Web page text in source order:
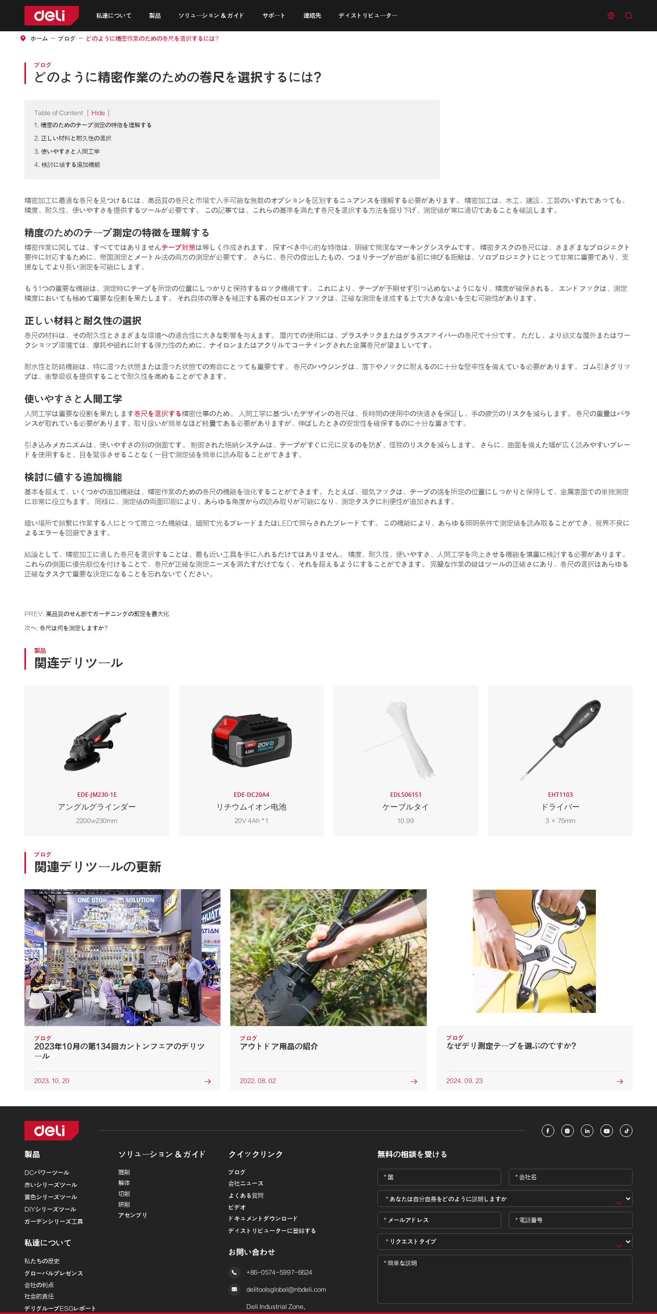
私達について 製品 ソリューション & ガイド サポート 連絡先 ディストリビューター  
ホーム ブログ どのように精密作業のための巻尺を選択するには?
ブログ
どのように精密作業のための巻尺を選択するには?
Table of Content Hide
1. 精度のためのテープ測定の特徴を理解する
2. 正しい材料と耐久性の選択
3. 使いやすさと人間工学
4. 検討に値する追加機能
精密加工に最適な巻尺を見つけるには、高品質の巻尺と市場で入手可能な無数のオプションを区別するニュアンスを理解する必要があります。 精密加工は、木工、建設、工芸のいずれであっても、
精度、耐久性、使いやすさを提供するツールが必要です。 この記事では、これらの基準を満たす巻尺を選択する方法を掘り下げ、測定値が常に適切であることを確認します。
精度のためのテープ測定の特徴を理解する
精密作業に関しては、すべてではありませんテープ対策は等しく作成されます。 探すべき中心的な特徴は、明確で簡潔なマーキングシステムです。 精密タスクの巻尺には、さまざまなプロジェクト
要件に対応するために、帝国測定とメートル法の両方の測定が必要です。 さらに、巻尺の傑出したもの、つまりテープが曲がる前に伸びる距離は、ソロプロジェクトにとって非常に重要であり、支
援なしでより長い測定を可能にします。
もう1つの重要な機能は、測定時にテープを所定の位置にしっかりと保持するロック機構です。 これにより、テープが予期せず引っ込めないようになり、精度が確保される。 エンドフックは、測定
精度においても極めて重要な役割を果たします。 それ自体の厚さを補正する真のゼロエンドフックは、正確な測定を達成する上で大きな違いを生む可能性があります。
正しい材料と耐久性の選択
巻尺の材料は、その耐久性とさまざまな環境への適合性に大きな影響を与えます。 屋内での使用には、プラスチックまたはグラスファイバーの巻尺で十分です。 ただし、より頑丈な屋外またはワー
クショップ環境では、摩耗や破れに対する弾力性のために、ナイロンまたはアクリルでコーティングされた金属巻尺が望ましいです。
耐水性と防錆機能は、特に湿った状態または湿った状態での寿命にとっても重要です。 巻尺のハウジングは、落下やノックに耐えるのに十分な堅牢性を備えている必要があります。 ゴム引きグリッ
プは、衝撃吸収を提供することで耐久性を高めることができます。
使いやすさと人間工学
人間工学は重要な役割を果たします巻尺を選択する精密仕事のため。 人間工学に基づいたデザインの巻尺は、長時間の使用中の快適さを保証し、手の疲労のリスクを減らします。 巻尺の重量はバラ
ンスが取れている必要があります。取り扱いが簡単なほど軽量である必要がありますが、伸ばしたときの安定性を確保するのに十分な重さです。
引き込みメカニズムは、使いやすさの別の側面です。 制御された格納システムは、テープがすぐに元に戻るのを防ぎ、怪我のリスクを減らします。 さらに、曲面を備えた幅が広く読みやすいブレー
ドを使用すると、目を緊張させることなく一目で測定値を簡単に読み取ることができます。
検討に値する追加機能
基本を超えて、いくつかの追加機能は、精密作業のための巻尺の機能を強化することができます。 たとえば、磁気フックは、テープの端を所定の位置にしっかりと保持して、金属表面での単独測定
に非常に役立ちます。 同様に、測定値の両面印刷により、あらゆる角度からの読み取りが可能になり、測定タスクに利便性が追加されます。
暗い場所で頻繁に作業する人にとって際立った機能は、暗闇で光るブレードまたはLEDで照らされたブレードです。 この機能により、あらゆる照明条件で測定値を読み取ることができ、視界不良に
よるエラーを回避できます。
結論として、精密加工に適した巻尺を選択することは、最も近い工具を手に入れるだけではありません。 精度、耐久性、使いやすさ、人間工学を向上させる機能を慎重に検討する必要があります。
これらの側面に優先順位を付けることで、巻尺が正確な測定ニーズを満たすだけでなく、それを超えるようにすることができます。 完璧な作業の鍵はツールの正確さにあり、巻尺の選択はあらゆる
正確なタスクで重要な決定になることを忘れないでください。
PREV: 高品質のせん断でガーデニングの剪定を最大化
次へ: 巻尺は何を測定しますか?
製品
関连デリツール
EDE-JM230-1E
アングルグラインダー
2200w230mm
EDE-DC20A4
リチウムイオン电池
20V 4Ah * 1
EDL506151
ケーブルタイ
10.99
EHT1103
ドライバー
3 × 75mm
ブログ
関連デリツールの更新
ブログ
2023年10月の第134回カントンフェアのデリツ
ール
2023. 10. 20 
ブログ
アウトドア用品の紹介
2022. 08. 02 
ブログ
なぜデリ測定テープを選ぶのですか?
2024. 09. 23 
    
製品
DCパワーツール
赤いシリーズツール
黄色シリーズツール
DIYシリーズツール
ガーデンシリーズ工具
私達について
私たちの歴史
グローバルプレゼンス
会社の利点
社会的責任
デリグループESGレポート
ソリューション & ガイド
掘削
解体
切削
研削
アセンブリ
クイックリンク
ブログ
会社ニュース
よくある質問
ビデオ
ドキュメントダウンロード
ディストリビューターに登録する
お問い合わせ
 +86-0574-5997-6624
 delitoolsglobal@nbdeli.com
Deli Industrial Zone,
無料の相談を受ける